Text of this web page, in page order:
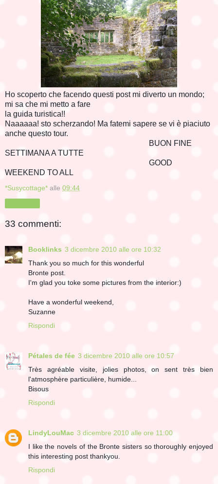
Ho scoperto che facendo questi post mi diverto un mondo;
mi sa che mi metto a fare
la guida turistica!!
Naaaaaa! sto scherzando! Ma fatemi sapere se vi è piaciuto
anche questo tour.
BUON FINE
SETTIMANA A TUTTE
GOOD
WEEKEND TO ALL
*Susycottage* alle 09:44
33 commenti:
Booklinks 3 dicembre 2010 alle ore 10:32
Thank you so much for this wonderful
Bronte post.
I'm glad you toke some pictures from the interior:)
Have a wonderful weekend,
Suzanne
Rispondi
Pétales de fée 3 dicembre 2010 alle ore 10:57
Très agréable visite, jolies photos, on sent très bien
l'atmosphère particulière, humide...
Bisous
Rispondi
LindyLouMac 3 dicembre 2010 alle ore 11:00
I like the novels of the Bronte sisters so thoroughly enjoyed
this interesting post thankyou.
Rispondi